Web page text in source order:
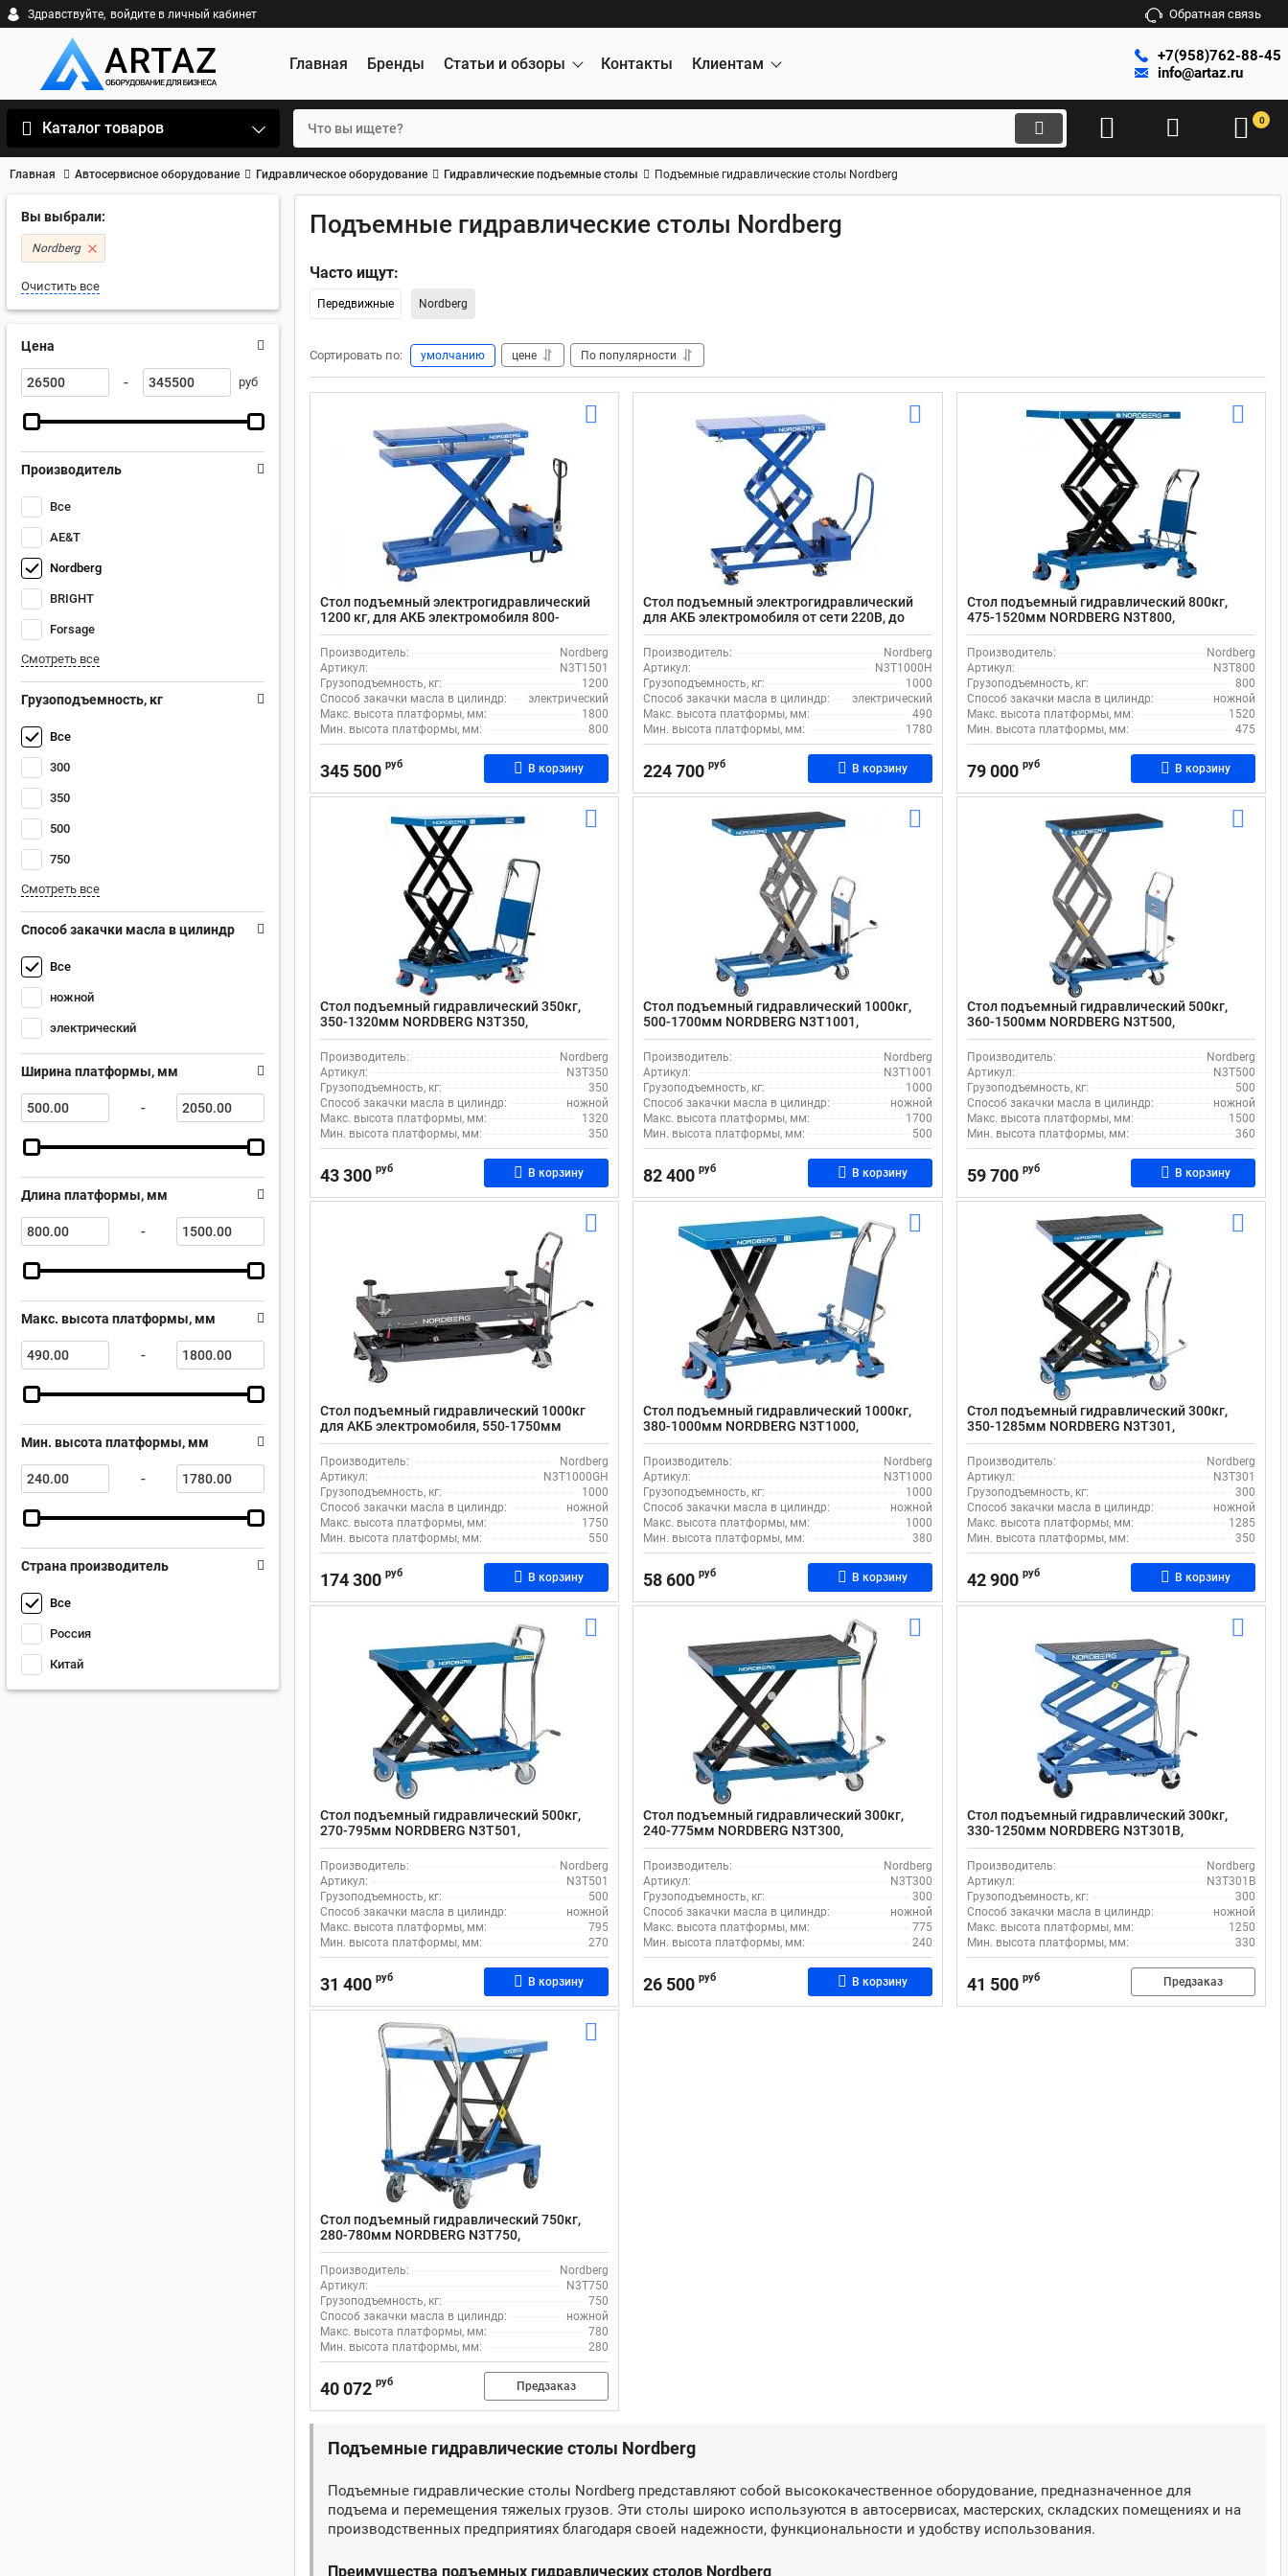
Здравствуйте, войдите в личный кабинет Обратная связь
Главная Бренды Статьи и обзоры Контакты Клиентам
+7(958)762-88-45
info@artaz.ru
Каталог товаров 0
Главная Автосервисное оборудование Гидравлическое оборудование Гидравлические подъемные столы Подъемные гидравлические столы Nordberg
Вы выбрали:
Nordberg
Очистить все
Цена
- руб
Производитель
Все
AE&T
Nordberg
BRIGHT
Forsage
Смотреть все
Грузоподъемность, кг
Все
300
350
500
750
Смотреть все
Способ закачки масла в цилиндр
Все
ножной
электрический
Ширина платформы, мм
-
Длина платформы, мм
-
Макс. высота платформы, мм
-
Мин. высота платформы, мм
-
Страна производитель
Все
Россия
Китай
Подъемные гидравлические столы Nordberg
Часто ищут:
Передвижные Nordberg
Сортировать по: умолчанию цене По популярности
Стол подъемный электрогидравлический
1200 кг, для АКБ электромобиля 800-
1800мм Nordberg N3T1501
Производитель:
Nordberg
Артикул:
N3T1501
Грузоподъемность, кг:
1200
Способ закачки масла в цилиндр:
электрический
Макс. высота платформы, мм:
1800
Мин. высота платформы, мм:
800
345 500 руб В корзину
Стол подъемный электрогидравлический
для АКБ электромобиля от сети 220В, до
1000 кг NORDBERG N3T1000H
Производитель:
Nordberg
Артикул:
N3T1000H
Грузоподъемность, кг:
1000
Способ закачки масла в цилиндр:
электрический
Макс. высота платформы, мм:
490
Мин. высота платформы, мм:
1780
224 700 руб В корзину
Стол подъемный гидравлический 800кг,
475-1520мм NORDBERG N3T800,
передвижной
Производитель:
Nordberg
Артикул:
N3T800
Грузоподъемность, кг:
800
Способ закачки масла в цилиндр:
ножной
Макс. высота платформы, мм:
1520
Мин. высота платформы, мм:
475
79 000 руб В корзину
Стол подъемный гидравлический 350кг,
350-1320мм NORDBERG N3T350,
передвижной
Производитель:
Nordberg
Артикул:
N3T350
Грузоподъемность, кг:
350
Способ закачки масла в цилиндр:
ножной
Макс. высота платформы, мм:
1320
Мин. высота платформы, мм:
350
43 300 руб В корзину
Стол подъемный гидравлический 1000кг,
500-1700мм NORDBERG N3T1001,
передвижной, двойные ножницы
Производитель:
Nordberg
Артикул:
N3T1001
Грузоподъемность, кг:
1000
Способ закачки масла в цилиндр:
ножной
Макс. высота платформы, мм:
1700
Мин. высота платформы, мм:
500
82 400 руб В корзину
Стол подъемный гидравлический 500кг,
360-1500мм NORDBERG N3T500,
передвижной, двойные ножницы
Производитель:
Nordberg
Артикул:
N3T500
Грузоподъемность, кг:
500
Способ закачки масла в цилиндр:
ножной
Макс. высота платформы, мм:
1500
Мин. высота платформы, мм:
360
59 700 руб В корзину
Стол подъемный гидравлический 1000кг
для АКБ электромобиля, 550-1750мм
NORDBERG N3T1000GH, передвижной,
двойные ножницы
Производитель:
Nordberg
Артикул:
N3T1000GH
Грузоподъемность, кг:
1000
Способ закачки масла в цилиндр:
ножной
Макс. высота платформы, мм:
1750
Мин. высота платформы, мм:
550
174 300 руб В корзину
Стол подъемный гидравлический 1000кг,
380-1000мм NORDBERG N3T1000,
передвижной
Производитель:
Nordberg
Артикул:
N3T1000
Грузоподъемность, кг:
1000
Способ закачки масла в цилиндр:
ножной
Макс. высота платформы, мм:
1000
Мин. высота платформы, мм:
380
58 600 руб В корзину
Стол подъемный гидравлический 300кг,
350-1285мм NORDBERG N3T301,
передвижной, двойные ножницы
Производитель:
Nordberg
Артикул:
N3T301
Грузоподъемность, кг:
300
Способ закачки масла в цилиндр:
ножной
Макс. высота платформы, мм:
1285
Мин. высота платформы, мм:
350
42 900 руб В корзину
Стол подъемный гидравлический 500кг,
270-795мм NORDBERG N3T501,
передвижной
Производитель:
Nordberg
Артикул:
N3T501
Грузоподъемность, кг:
500
Способ закачки масла в цилиндр:
ножной
Макс. высота платформы, мм:
795
Мин. высота платформы, мм:
270
31 400 руб В корзину
Стол подъемный гидравлический 300кг,
240-775мм NORDBERG N3T300,
передвижной
Производитель:
Nordberg
Артикул:
N3T300
Грузоподъемность, кг:
300
Способ закачки масла в цилиндр:
ножной
Макс. высота платформы, мм:
775
Мин. высота платформы, мм:
240
26 500 руб В корзину
Стол подъемный гидравлический 300кг,
330-1250мм NORDBERG N3T301B,
передвижной
Производитель:
Nordberg
Артикул:
N3T301B
Грузоподъемность, кг:
300
Способ закачки масла в цилиндр:
ножной
Макс. высота платформы, мм:
1250
Мин. высота платформы, мм:
330
41 500 руб Предзаказ
Стол подъемный гидравлический 750кг,
280-780мм NORDBERG N3T750,
передвижной
Производитель:
Nordberg
Артикул:
N3T750
Грузоподъемность, кг:
750
Способ закачки масла в цилиндр:
ножной
Макс. высота платформы, мм:
780
Мин. высота платформы, мм:
280
40 072 руб Предзаказ
Подъемные гидравлические столы Nordberg
Подъемные гидравлические столы Nordberg представляют собой высококачественное оборудование, предназначенное для
подъема и перемещения тяжелых грузов. Эти столы широко используются в автосервисах, мастерских, складских помещениях и на
производственных предприятиях благодаря своей надежности, функциональности и удобству использования.
Преимущества подъемных гидравлических столов Nordberg